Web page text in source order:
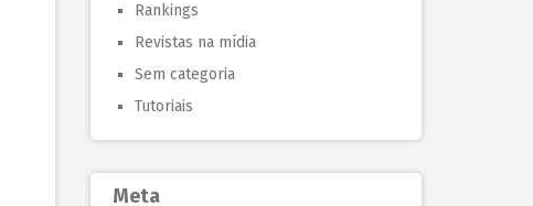
Rankings
Revistas na mídia
Sem categoria
Tutoriais
Meta